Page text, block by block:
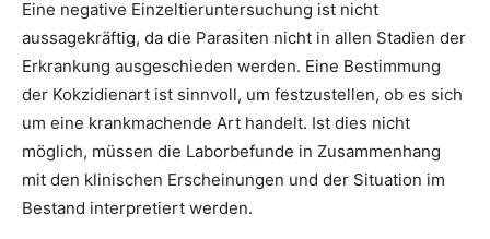
Eine negative Einzeltieruntersuchung ist nicht
aussagekräftig, da die Parasiten nicht in allen Stadien der
Erkrankung ausgeschieden werden. Eine Bestimmung
der Kokzidienart ist sinnvoll, um festzustellen, ob es sich
um eine krankmachende Art handelt. Ist dies nicht
möglich, müssen die Laborbefunde in Zusammenhang
mit den klinischen Erscheinungen und der Situation im
Bestand interpretiert werden.